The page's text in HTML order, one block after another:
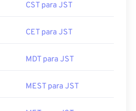
CST para JST
CET para JST
MDT para JST
MEST para JST